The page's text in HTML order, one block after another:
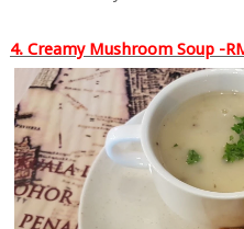
4. Creamy Mushroom Soup -